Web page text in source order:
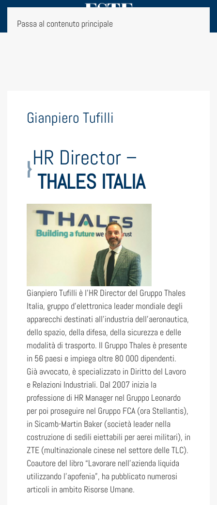
Passa al contenuto principale
Gianpiero Tufilli
HR Director –
THALES ITALIA
Gianpiero Tufilli è l’HR Director del Gruppo Thales
Italia, gruppo d’elettronica leader mondiale degli
apparecchi destinati all’industria dell’aeronautica,
dello spazio, della difesa, della sicurezza e delle
modalità di trasporto. Il Gruppo Thales è presente
in 56 paesi e impiega oltre 80 000 dipendenti.
Già avvocato, è specializzato in Diritto del Lavoro
e Relazioni Industriali. Dal 2007 inizia la
professione di HR Manager nel Gruppo Leonardo
per poi proseguire nel Gruppo FCA (ora Stellantis),
in Sicamb-Martin Baker (società leader nella
costruzione di sedili eiettabili per aerei militari), in
ZTE (multinazionale cinese nel settore delle TLC).
Coautore del libro “Lavorare nell’azienda liquida
utilizzando l’apofenia”, ha pubblicato numerosi
articoli in ambito Risorse Umane.